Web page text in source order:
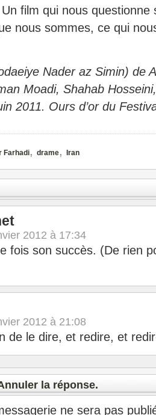
film qui nous questionne
nous sommes, ce qui
Nader az Simin) de
Moadi, Shahab
2011. Ours d’or du
Farhadi, drame, Iran
2012 à 17:34
fois son succès. (De rien
2012 à 21:08
de le dire, et redire, et
la réponse.
ne sera pas